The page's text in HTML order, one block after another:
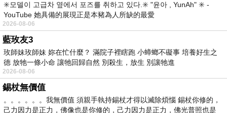
✳️모델이 고급차 옆에서 포즈를 취하고 있다.✳️ "윤아 , YunAh" ✳️ -
YouTube 她具備的展現正是本豬為人所缺的最愛
2026-08-06
藍玫友3
玫師妹玫師妹 妳在忙什麼？ 滿院子裡瞎跑 小蟑螂不礙事 培養好生之
德 放牠一條小命 讓牠回歸自然 別殺生，放生 別讓牠進
2026-08-06
錫杖無價值
。。。。。。我無價值 須親手執持錫杖才得以滅除煩惱 錫杖你修的，
己力因力是正力，佛像也是你修的，己力因力是正力，佛光普照也是